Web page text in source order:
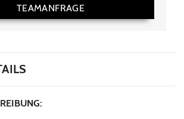
TEAMANFRAGE